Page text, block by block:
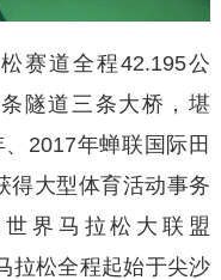
赛道全程42.195公
隧道三条大桥，堪
2017年蝉联国际田
得大型体育活动事务
界马拉松大联盟
拉松全程起始于尖沙